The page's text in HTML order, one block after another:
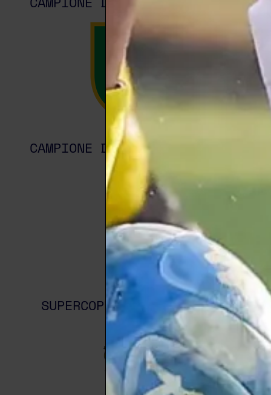
CAMPIONE D’ITALIA 1997/1998
SUPERCOPPA ITALIANA 1997